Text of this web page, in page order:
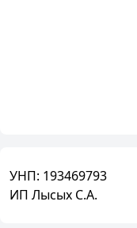
УНП: 193469793
ИП Лысых С.А.